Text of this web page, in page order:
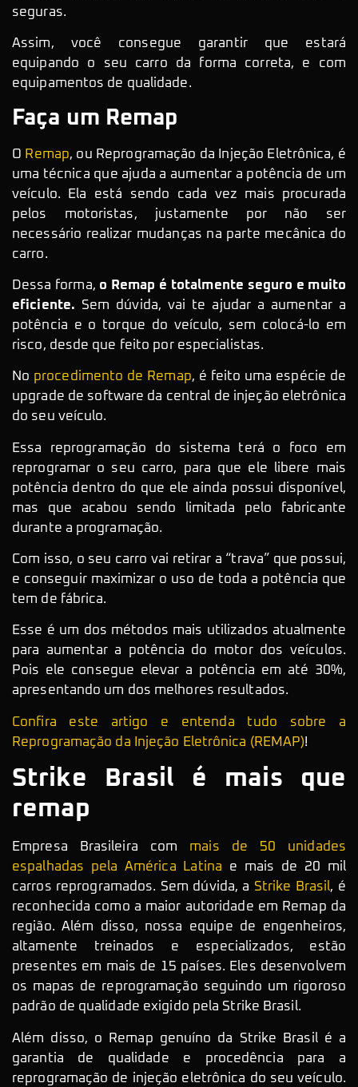
seguras.
Assim, você consegue garantir que estará
equipando o seu carro da forma correta, e com
equipamentos de qualidade.
Faça um Remap
O Remap, ou Reprogramação da Injeção Eletrônica, é
uma técnica que ajuda a aumentar a potência de um
veículo. Ela está sendo cada vez mais procurada
pelos motoristas, justamente por não ser
necessário realizar mudanças na parte mecânica do
carro.
Dessa forma, o Remap é totalmente seguro e muito
eficiente. Sem dúvida, vai te ajudar a aumentar a
potência e o torque do veículo, sem colocá-lo em
risco, desde que feito por especialistas.
No procedimento de Remap, é feito uma espécie de
upgrade de software da central de injeção eletrônica
do seu veículo.
Essa reprogramação do sistema terá o foco em
reprogramar o seu carro, para que ele libere mais
potência dentro do que ele ainda possui disponível,
mas que acabou sendo limitada pelo fabricante
durante a programação.
Com isso, o seu carro vai retirar a “trava” que possui,
e conseguir maximizar o uso de toda a potência que
tem de fábrica.
Esse é um dos métodos mais utilizados atualmente
para aumentar a potência do motor dos veículos.
Pois ele consegue elevar a potência em até 30%,
apresentando um dos melhores resultados.
Confira este artigo e entenda tudo sobre a
Reprogramação da Injeção Eletrônica (REMAP)!
Strike Brasil é mais que
remap
Empresa Brasileira com mais de 50 unidades
espalhadas pela América Latina e mais de 20 mil
carros reprogramados. Sem dúvida, a Strike Brasil, é
reconhecida como a maior autoridade em Remap da
região. Além disso, nossa equipe de engenheiros,
altamente treinados e especializados, estão
presentes em mais de 15 países. Eles desenvolvem
os mapas de reprogramação seguindo um rigoroso
padrão de qualidade exigido pela Strike Brasil.
Além disso, o Remap genuíno da Strike Brasil é a
garantia de qualidade e procedência para a
reprogramação de injeção eletrônica do seu veículo.